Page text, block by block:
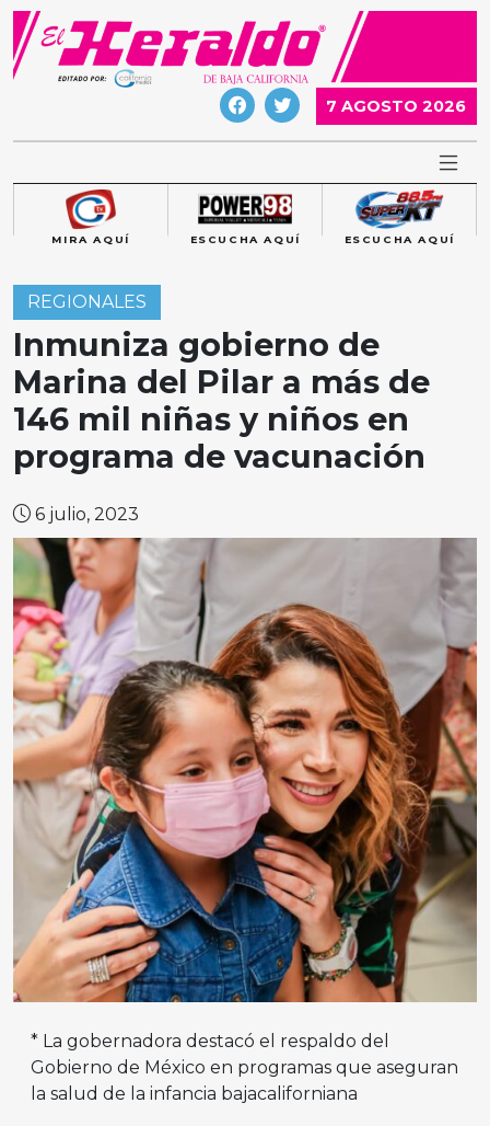
Skip
content
7 AGOSTO 2026
MIRA AQUÍ ESCUCHA AQUÍ ESCUCHA AQUÍ
REGIONALES
Inmuniza gobierno de
Marina del Pilar a más de
146 mil niñas y niños en
programa de vacunación
6 julio, 2023
* La gobernadora destacó el respaldo del
Gobierno de México en programas que aseguran
la salud de la infancia bajacaliforniana